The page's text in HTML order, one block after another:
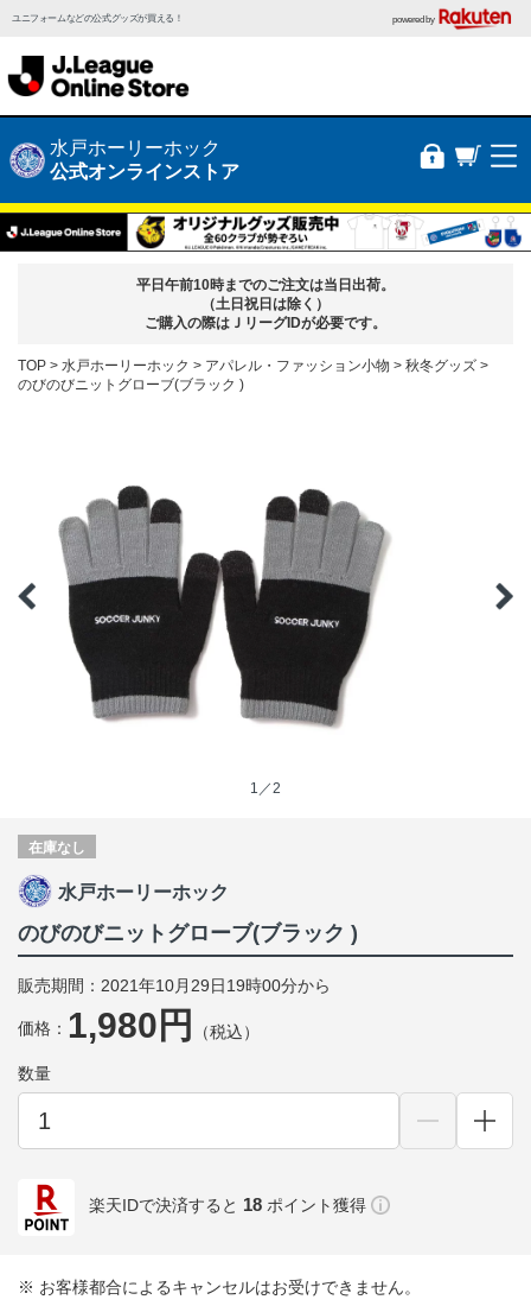
ユニフォームなどの公式グッズが買える！ powered by
水戸ホーリーホック
公式オンラインストア
平日午前10時までのご注文は当日出荷。
（土日祝日は除く）
ご購入の際はＪリーグIDが必要です。
TOP 水戸ホーリーホック アパレル・ファッション小物
秋冬グッズ
のびのびニットグローブ(ブラック )
1／2
在庫なし
水戸ホーリーホック
のびのびニットグローブ(ブラック )
販売期間：2021年10月29日19時00分から
価格： 1,980円 （税込）
数量
楽天IDで決済すると 18 ポイント獲得
※ お客様都合によるキャンセルはお受けできません。